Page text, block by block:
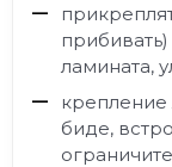
ламината,
крепление
биде,